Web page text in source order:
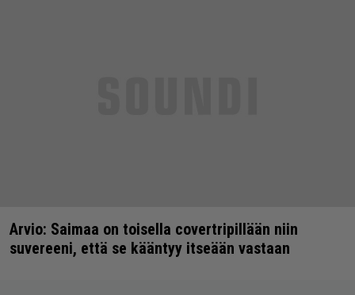
Arvio: Saimaa on toisella covertripillään niin
suvereeni, että se kääntyy itseään vastaan